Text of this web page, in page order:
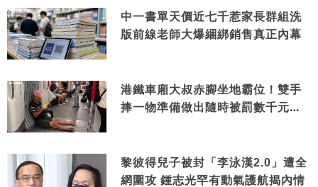
中一書單天價近七千惹家長群組洗
版前線老師大爆綑綁銷售真正內幕
港鐵車廂大叔赤腳坐地霸位！雙手
捧一物準備做出隨時被罰數千元舉
黎彼得兒子被封「李泳漢2.0」遭全
網圍攻 鍾志光罕有動氣護航揭內情